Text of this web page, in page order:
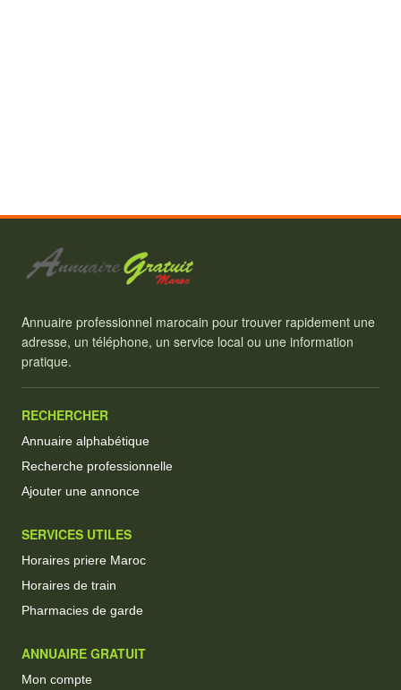
Annuaire professionnel marocain pour trouver rapidement une
adresse, un téléphone, un service local ou une information
pratique.
RECHERCHER
Annuaire alphabétique
Recherche professionnelle
Ajouter une annonce
SERVICES UTILES
Horaires priere Maroc
Horaires de train
Pharmacies de garde
ANNUAIRE GRATUIT
Mon compte